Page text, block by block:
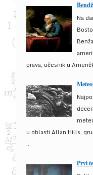
Na
prava, učesnik u
u oblasti Allan Hills,
...
Prvi